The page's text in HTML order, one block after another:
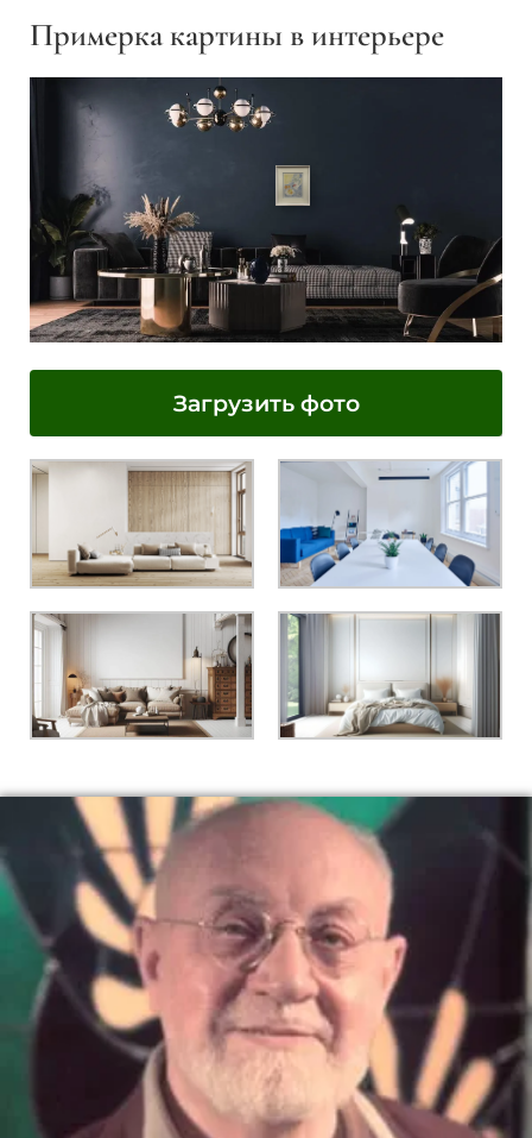
Примерка картины в интерьере
Загрузить фото